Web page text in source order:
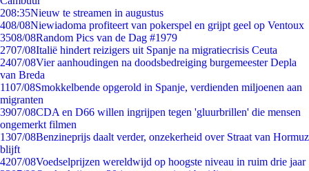
208:35Nieuw te streamen in augustus
408/08Niewiadoma profiteert van pokerspel en grijpt geel op Ventoux
3508/08Random Pics van de Dag #1979
2707/08Italië hindert reizigers uit Spanje na migratiecrisis Ceuta
2407/08Vier aanhoudingen na doodsbedreiging burgemeester Depla
van Breda
1107/08Smokkelbende opgerold in Spanje, verdienden miljoenen aan
migranten
3907/08CDA en D66 willen ingrijpen tegen 'gluurbrillen' die mensen
ongemerkt filmen
1307/08Benzineprijs daalt verder, onzekerheid over Straat van Hormuz
blijft
4207/08Voedselprijzen wereldwijd op hoogste niveau in ruim drie jaar